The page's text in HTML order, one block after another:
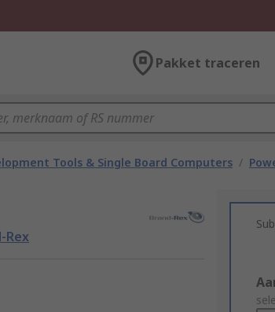
Pakket traceren
Tools & Single Board Computers /
Rex
to